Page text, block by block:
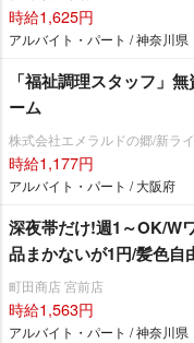
時給1,625円
アルバイト・パート / 神奈川県
「福祉調理スタッフ」
ーム
株式会社エメラルドの郷/新ラ
時給1,177円
アルバイト・パート / 大阪府
深夜帯だけ!週1～OK/W
品まかないが1円/髪色自
町田商店 宮前店
時給1,563円
アルバイト・パート / 神奈川県